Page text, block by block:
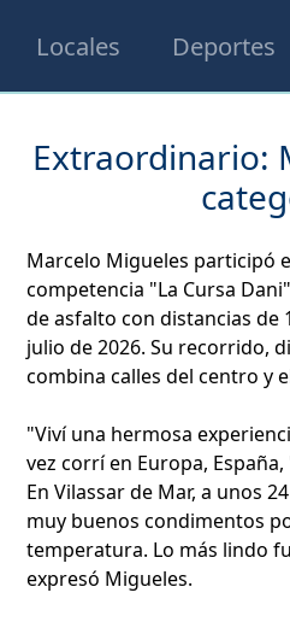
Locales Deportes
Extraordinario:
Marcelo Migueles participó
competencia "La Cursa
de asfalto con distancias de
julio de 2026. Su recorrido,
combina calles del centro y
"Viví una hermosa
vez corrí en Europa,
En Vilassar de Mar, a unos
muy buenos condimentos
temperatura. Lo más lindo
expresó Migueles.